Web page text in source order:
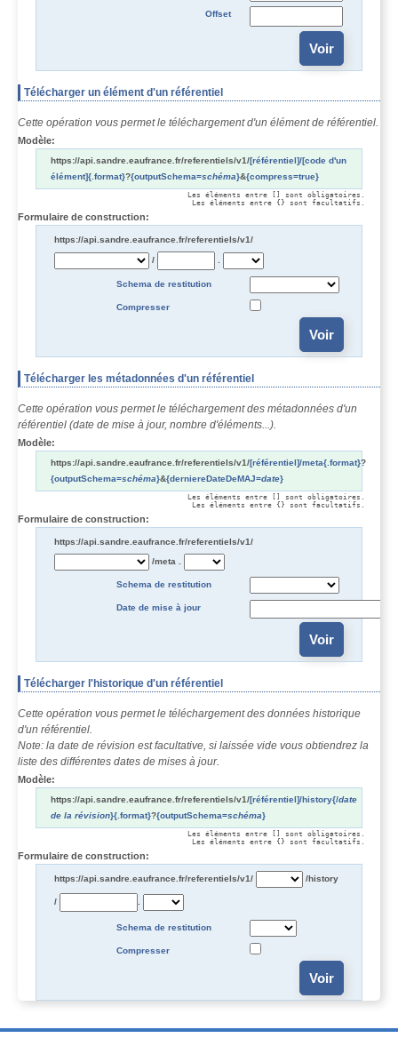
Offset
Télécharger un élément d'un référentiel
Cette opération vous permet le téléchargement d'un élément de référentiel.
Modèle:
https://api.sandre.eaufrance.fr/referentiels/v1/[référentiel]/[code d'un
élément]{.format}?{outputSchema=schéma}&{compress=true}
Les éléments entre [] sont obligatoires.
Les éléments entre {} sont facultatifs.
Formulaire de construction:
https://api.sandre.eaufrance.fr/referentiels/v1/
/ .
Schema de restitution
Compresser
Télécharger les métadonnées d'un référentiel
Cette opération vous permet le téléchargement des métadonnées d'un
référentiel (date de mise à jour, nombre d'éléments...).
Modèle:
https://api.sandre.eaufrance.fr/referentiels/v1/[référentiel]/meta{.format}?
{outputSchema=schéma}&{derniereDateDeMAJ=date}
Les éléments entre [] sont obligatoires.
Les éléments entre {} sont facultatifs.
Formulaire de construction:
https://api.sandre.eaufrance.fr/referentiels/v1/
/meta .
Schema de restitution
Date de mise à jour
Télécharger l'historique d'un référentiel
Cette opération vous permet le téléchargement des données historique
d'un référentiel.
Note: la date de révision est facultative, si laissée vide vous obtiendrez la
liste des différentes dates de mises à jour.
Modèle:
https://api.sandre.eaufrance.fr/referentiels/v1/[référentiel]/history{/date
de la révision}{.format}?{outputSchema=schéma}
Les éléments entre [] sont obligatoires.
Les éléments entre {} sont facultatifs.
Formulaire de construction:
https://api.sandre.eaufrance.fr/referentiels/v1/ /history
/ .
Schema de restitution
Compresser